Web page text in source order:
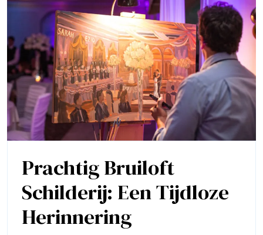
Prachtig Bruiloft
Schilderij: Een Tijdloze
HerinneringBruiloft